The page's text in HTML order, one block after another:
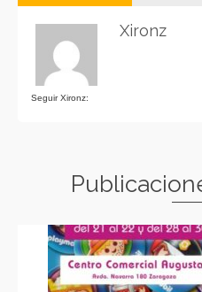
Seguir Xironz:
Xironz